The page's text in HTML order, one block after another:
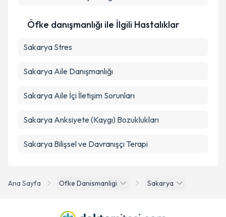
Ana Sayfa Ofke Danismanligi Sakarya
Öfke danışmanlığı ile İlgili Hastalıklar
Sakarya Stres
Sakarya Aile Danışmanlığı
Sakarya Aile İçi İletişim Sorunları
Sakarya Anksiyete (Kaygı) Bozuklukları
Sakarya Bilişsel ve Davranışçı Terapi